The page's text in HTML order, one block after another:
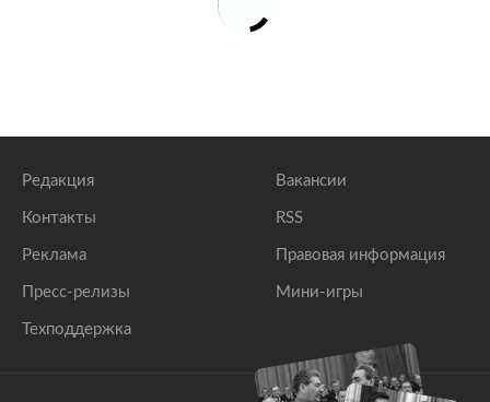
Редакция
Контакты
Реклама
Пресс-релизы
Техподдержка
Вакансии
RSS
Правовая информация
Мини-игры